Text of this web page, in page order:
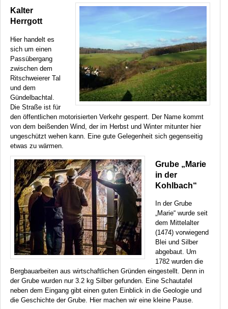
Kalter
Herrgott
Hier handelt es
sich um einen
Passübergang
zwischen dem
Ritschweierer Tal
und dem
Gündelbachtal.
Die Straße ist für
den öffentlichen motorisierten Verkehr gesperrt. Der Name kommt
von dem beißenden Wind, der im Herbst und Winter mitunter hier
ungeschützt wehen kann. Eine gute Gelegenheit sich gegenseitig
etwas zu wärmen.
Grube „Marie
in der
Kohlbach“
In der Grube
„Marie“ wurde seit
dem Mittelalter
(1474) vorwiegend
Blei und Silber
abgebaut. Um
1782 wurden die
Bergbauarbeiten aus wirtschaftlichen Gründen eingestellt. Denn in
der Grube wurden nur 3.2 kg Silber gefunden. Eine Schautafel
neben dem Eingang gibt einen guten Einblick in die Geologie und
die Geschichte der Grube. Hier machen wir eine kleine Pause.